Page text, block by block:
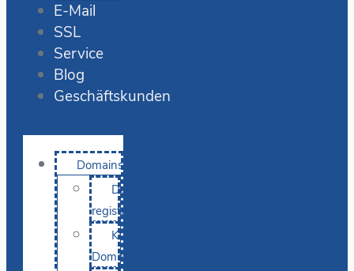
E-Mail
SSL
Service
Blog
Geschäftskunden
Domains
Domain
registrieren
KI-
Domainsuche